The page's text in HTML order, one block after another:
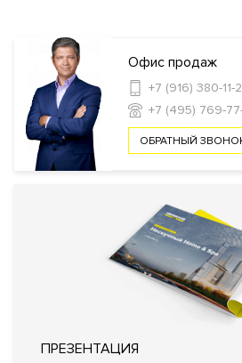
Инфраструктура в доме
Детская игровая комната Лаундж
Безопасность
Система
функцией
Доступ по
каждый этаж
Закрытый
Офис продаж
+7 (916) 380-11-
+7 (495) 769-
ОБРАТНЫЙ
ПРЕЗЕНТАЦИЯ